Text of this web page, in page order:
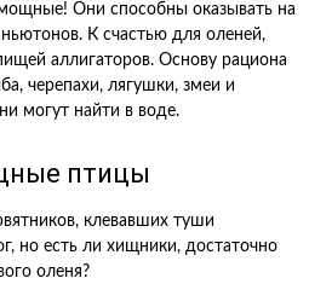
Они способны оказывать на
К счастью для оленей,
аллигаторов. Основу рациона
черепахи, лягушки, змеи и
могут найти в воде.
птицы
клевавших туши
но есть ли хищники, достаточно
оленя?